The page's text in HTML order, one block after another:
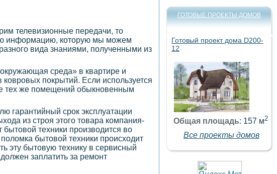
телевизионные передачи, то
информацию, которую мы можем
вида знаниями, полученными из
среда» в квартире и
покрытий. Если используется
тех же помещений обыкновенным
гарантийный срок эксплуатации
из строя этого товара компания-
бытовой техники производится во
бытовой техники происходит
эту бытовую технику в сервисный
заплатить за ремонт
ГОТОВЫЕ ПРОЕКТЫ ДОМОВ
Готовый проект дома D200-
12
Общая площадь: 157 м2
Все проекты домов